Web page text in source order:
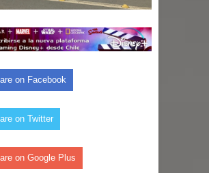
Concursable de Promoción de
Entornos Saludables 2026
llegará al Teatro Regional del Maule
en una función especial para celebrar
el Día de la Niñez
on Facebook
on Twitter
on Google Plus